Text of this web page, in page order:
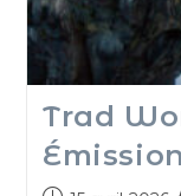
Trad